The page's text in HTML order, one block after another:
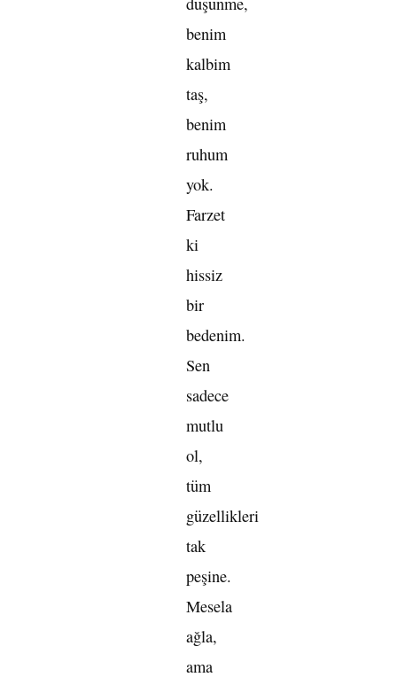
benim
kalbim
taş,
benim
ruhum
yok.
Farzet
ki
hissiz
bir
bedenim.
Sen
sadece
mutlu
ol,
tüm
güzellikleri
tak
peşine.
Mesela
ağla,
ama